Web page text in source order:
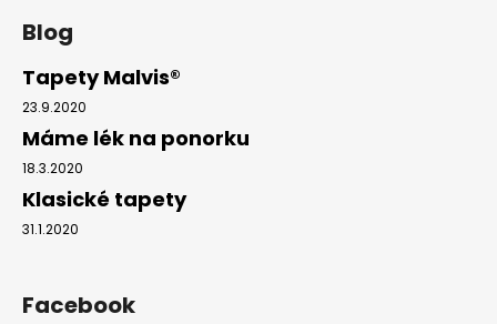
Blog
Tapety Malvis®
23.9.2020
Máme lék na ponorku
18.3.2020
Klasické tapety
31.1.2020
Facebook